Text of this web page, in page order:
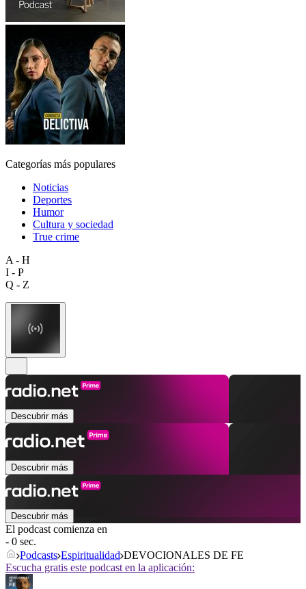
Categorías más populares
Noticias
Deportes
Humor
Cultura y sociedad
True crime
A - H
I - P
Q - Z
Descubrir más
Descubrir más
Descubrir más
El podcast comienza en
- 0 sec.
Podcasts Espiritualidad DEVOCIONALES DE FE
Escucha gratis este podcast en la aplicación: